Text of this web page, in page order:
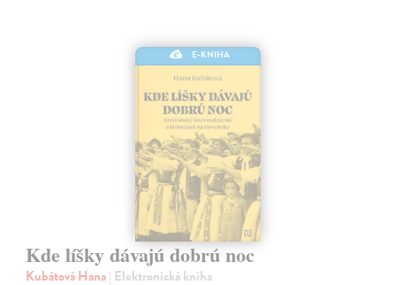
E-KNIHA
Kde líšky dávajú dobrú noc
Kubátová Hana| Elektronická kniha